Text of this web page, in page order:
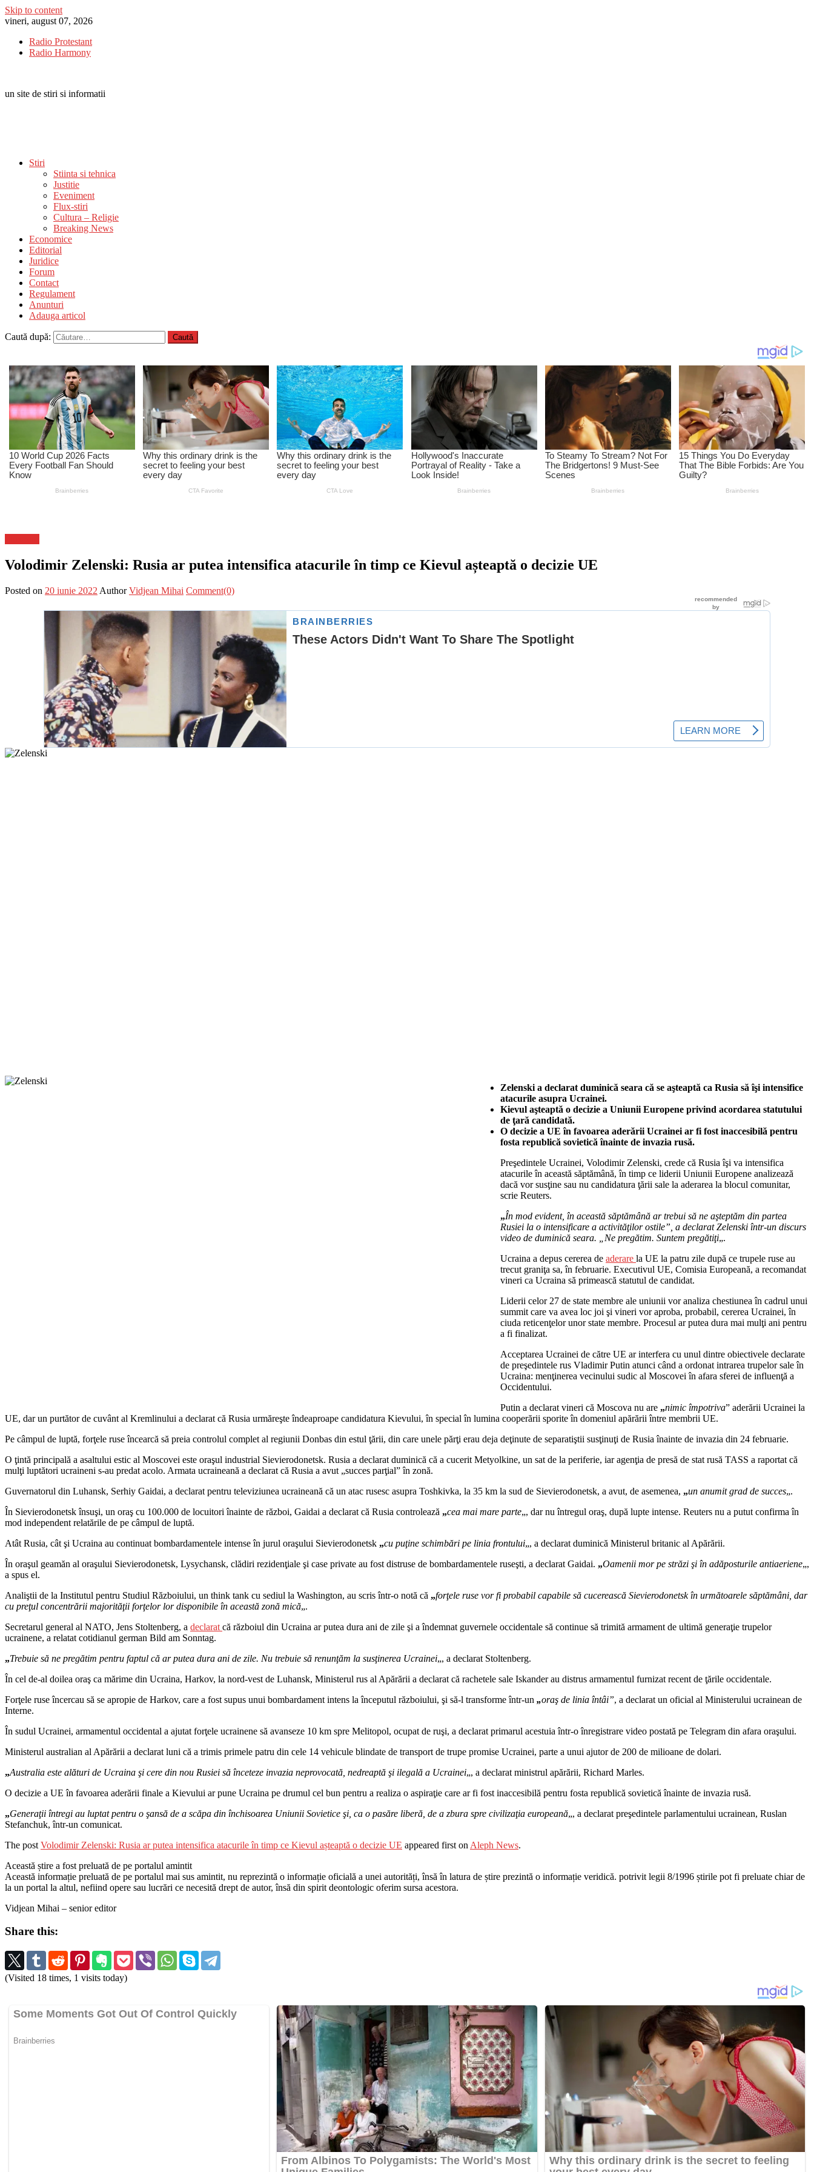
Skip to content
vineri, august 07, 2026
Radio Protestant
Radio Harmony
un site de stiri si informatii
Stiri
Stiinta si tehnica
Justitie
Eveniment
Flux-stiri
Cultura – Religie
Breaking News
Economice
Editorial
Juridice
Forum
Contact
Regulament
Anunturi
Adauga articol
Caută după:
Volodimir Zelenski: Rusia ar putea intensifica atacurile în timp ce Kievul așteaptă o decizie UE
Posted on 20 iunie 2022 Author Vidjean Mihai Comment(0)
Zelenski a declarat duminică seara că se aşteaptă ca Rusia să îşi intensifice
atacurile asupra Ucrainei.
Kievul aşteaptă o decizie a Uniunii Europene privind acordarea statutului
de ţară candidată.
O decizie a UE în favoarea aderării Ucrainei ar fi fost inaccesibilă pentru
fosta republică sovietică înainte de invazia rusă.
Preşedintele Ucrainei, Volodimir Zelenski, crede că Rusia îşi va intensifica
atacurile în această săptămână, în timp ce liderii Uniunii Europene analizează
dacă vor susţine sau nu candidatura ţării sale la aderarea la blocul comunitar,
scrie Reuters.
„În mod evident, în această săptămână ar trebui să ne aşteptăm din partea
Rusiei la o intensificare a activităţilor ostile”, a declarat Zelenski într-un discurs
video de duminică seara. „Ne pregătim. Suntem pregătiţi„.
Ucraina a depus cererea de aderare la UE la patru zile după ce trupele ruse au
trecut graniţa sa, în februarie. Executivul UE, Comisia Europeană, a recomandat
vineri ca Ucraina să primească statutul de candidat.
Liderii celor 27 de state membre ale uniunii vor analiza chestiunea în cadrul unui
summit care va avea loc joi şi vineri vor aproba, probabil, cererea Ucrainei, în
ciuda reticenţelor unor state membre. Procesul ar putea dura mai mulţi ani pentru
a fi finalizat.
Acceptarea Ucrainei de către UE ar interfera cu unul dintre obiectivele declarate
de preşedintele rus Vladimir Putin atunci când a ordonat intrarea trupelor sale în
Ucraina: menţinerea vecinului sudic al Moscovei în afara sferei de influenţă a
Occidentului.
Putin a declarat vineri că Moscova nu are „nimic împotriva” aderării Ucrainei la
UE, dar un purtător de cuvânt al Kremlinului a declarat că Rusia urmăreşte îndeaproape candidatura Kievului, în special în lumina cooperării sporite în domeniul apărării între membrii UE.
Pe câmpul de luptă, forţele ruse încearcă să preia controlul complet al regiunii Donbas din estul ţării, din care unele părţi erau deja deţinute de separatiştii susţinuţi de Rusia înainte de invazia din 24 februarie.
O ţintă principală a asaltului estic al Moscovei este oraşul industrial Sievierodonetsk. Rusia a declarat duminică că a cucerit Metyolkine, un sat de la periferie, iar agenţia de presă de stat rusă TASS a raportat că
mulţi luptători ucraineni s-au predat acolo. Armata ucraineană a declarat că Rusia a avut „succes parţial” în zonă.
Guvernatorul din Luhansk, Serhiy Gaidai, a declarat pentru televiziunea ucraineană că un atac rusesc asupra Toshkivka, la 35 km la sud de Sievierodonetsk, a avut, de asemenea, „un anumit grad de succes„.
În Sievierodonetsk însuşi, un oraş cu 100.000 de locuitori înainte de război, Gaidai a declarat că Rusia controlează „cea mai mare parte„, dar nu întregul oraş, după lupte intense. Reuters nu a putut confirma în
mod independent relatările de pe câmpul de luptă.
Atât Rusia, cât şi Ucraina au continuat bombardamentele intense în jurul oraşului Sievierodonetsk „cu puţine schimbări pe linia frontului„, a declarat duminică Ministerul britanic al Apărării.
În oraşul geamăn al oraşului Sievierodonetsk, Lysychansk, clădiri rezidenţiale şi case private au fost distruse de bombardamentele ruseşti, a declarat Gaidai. „Oamenii mor pe străzi şi în adăposturile antiaeriene„,
a spus el.
Analiştii de la Institutul pentru Studiul Războiului, un think tank cu sediul la Washington, au scris într-o notă că „forţele ruse vor fi probabil capabile să cucerească Sievierodonetsk în următoarele săptămâni, dar
cu preţul concentrării majorităţii forţelor lor disponibile în această zonă mică„.
Secretarul general al NATO, Jens Stoltenberg, a declarat că războiul din Ucraina ar putea dura ani de zile şi a îndemnat guvernele occidentale să continue să trimită armament de ultimă generaţie trupelor
ucrainene, a relatat cotidianul german Bild am Sonntag.
„Trebuie să ne pregătim pentru faptul că ar putea dura ani de zile. Nu trebuie să renunţăm la susţinerea Ucrainei„, a declarat Stoltenberg.
În cel de-al doilea oraş ca mărime din Ucraina, Harkov, la nord-vest de Luhansk, Ministerul rus al Apărării a declarat că rachetele sale Iskander au distrus armamentul furnizat recent de ţările occidentale.
Forţele ruse încercau să se apropie de Harkov, care a fost supus unui bombardament intens la începutul războiului, şi să-l transforme într-un „oraş de linia întâi”, a declarat un oficial al Ministerului ucrainean de
Interne.
În sudul Ucrainei, armamentul occidental a ajutat forţele ucrainene să avanseze 10 km spre Melitopol, ocupat de ruşi, a declarat primarul acestuia într-o înregistrare video postată pe Telegram din afara oraşului.
Ministerul australian al Apărării a declarat luni că a trimis primele patru din cele 14 vehicule blindate de transport de trupe promise Ucrainei, parte a unui ajutor de 200 de milioane de dolari.
„Australia este alături de Ucraina şi cere din nou Rusiei să înceteze invazia neprovocată, nedreaptă şi ilegală a Ucrainei„, a declarat ministrul apărării, Richard Marles.
O decizie a UE în favoarea aderării finale a Kievului ar pune Ucraina pe drumul cel bun pentru a realiza o aspiraţie care ar fi fost inaccesibilă pentru fosta republică sovietică înainte de invazia rusă.
„Generaţii întregi au luptat pentru o şansă de a scăpa din închisoarea Uniunii Sovietice şi, ca o pasăre liberă, de a zbura spre civilizaţia europeană„, a declarat preşedintele parlamentului ucrainean, Ruslan
Stefanchuk, într-un comunicat.
The post Volodimir Zelenski: Rusia ar putea intensifica atacurile în timp ce Kievul așteaptă o decizie UE appeared first on Aleph News.
Această știre a fost preluată de pe portalul amintit
Această informație preluată de pe portalul mai sus amintit, nu reprezintă o informație oficială a unei autorități, însă în latura de știre prezintă o informație veridică. potrivit legii 8/1996 știrile pot fi preluate chiar de
la un portal la altul, nefiind opere sau lucrări ce necesită drept de autor, însă din spirit deontologic oferim sursa acestora.
Vidjean Mihai – senior editor
Share this:
(Visited 18 times, 1 visits today)